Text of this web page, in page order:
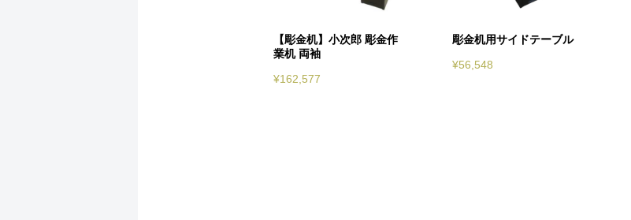
【彫金机】小次郎 彫金作
業机 両袖
¥162,577
彫金机用サイドテーブル
¥56,548